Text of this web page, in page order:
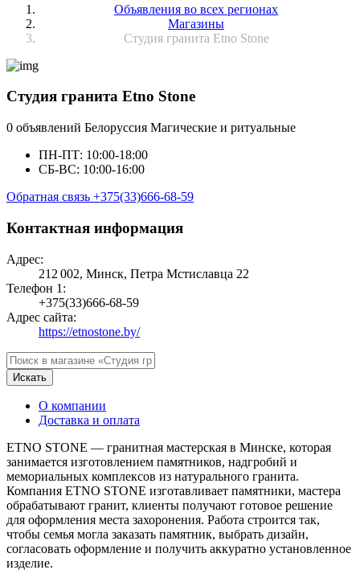
Объявления во всех регионах
Магазины
Студия гранита Etno Stone
Студия гранита Etno Stone
0 объявлений Белоруссия Магические и ритуальные
ПН-ПТ: 10:00-18:00
СБ-ВС: 10:00-16:00
Обратная связь +375(33)666-68-59
Контактная информация
Адрес:
212 002, Минск, Петра Мстиславца 22
Телефон 1:
+375(33)666-68-59
Адрес сайта:
https://etnostone.by/
Искать
О компании
Доставка и оплата
ETNO STONE — гранитная мастерская в Минске, которая
занимается изготовлением памятников, надгробий и
мемориальных комплексов из натурального гранита.
Компания ETNO STONE изготавливает памятники, мастера
обрабатывают гранит, клиенты получают готовое решение
для оформления места захоронения. Работа строится так,
чтобы семья могла заказать памятник, выбрать дизайн,
согласовать оформление и получить аккуратно установленное
изделие.